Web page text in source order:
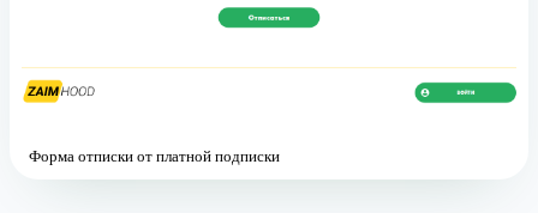
Форма отписки от платной подписки